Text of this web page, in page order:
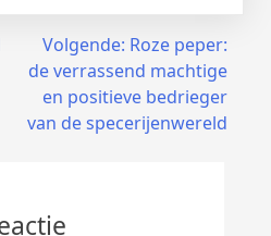
Volgende: Roze peper:
de verrassend machtige
en positieve bedrieger
van de specerijenwereld